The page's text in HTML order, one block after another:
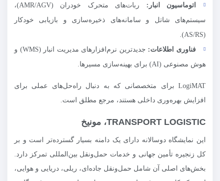
اتوماسیون انبار:
ربات‌های متحرک خودران (AMR/AGV)،
سیستم‌های شاتل و سامانه‌های ذخیره‌سازی و بازیابی خودکار
(AS/RS).
فناوری اطلاعات:
جدیدترین نرم‌افزارهای مدیریت انبار (WMS) و
هوش مصنوعی (AI) برای بهینه‌سازی مسیرها.
LogiMAT برای متخصصانی که به دنبال راه‌حل‌های عملی برای
افزایش بهره‌وری داخلی هستند، مرجع مطلق است.
TRANSPORT LOGISTIC، مونیخ
این نمایشگاه دوسالانه دارای یک دامنه بسیار گسترده‌تر است و بر
کل زنجیره تأمین جهانی و خدمات حمل‌ونقل بین‌المللی تمرکز دارد.
بخش‌های اصلی آن شامل حمل‌ونقل جاده‌ای، ریلی، دریایی و هوایی،